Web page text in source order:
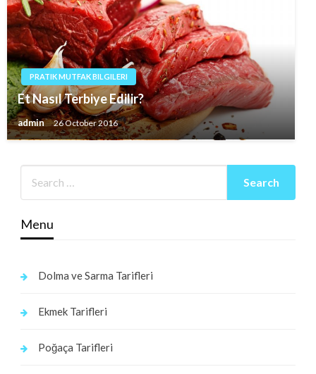
PRATIK MUTFAK BILGILERI
Et Nasıl Terbiye Edilir?
admin 26 October 2016
Menu
Dolma ve Sarma Tarifleri
Ekmek Tarifleri
Poğaça Tarifleri